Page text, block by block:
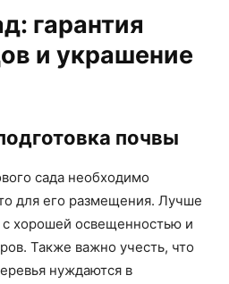
гарантия
и украшение
почвы
сада необходимо
для его размещения. Лучше
с хорошей освещенностью и
Также важно учесть, что
нуждаются в